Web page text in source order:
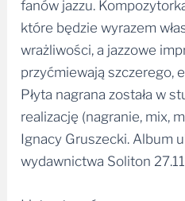
fanów jazzu.
które będzie wyrazem
wrażliwości, a jazzowe
przyćmiewają szczerego,
Płyta nagrana została w
realizację (nagranie, mix,
Ignacy Gruszecki. Album
wydawnictwa Soliton